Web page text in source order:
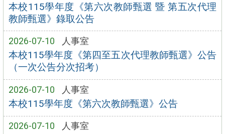
本校115學年度《第六次教師甄選 暨 第五次代理
教師甄選》錄取公告
2026-07-10 人事室
本校115學年度《第四至五次代理教師甄選》公告
（一次公告分次招考）
2026-07-10 人事室
本校115學年度《第六次教師甄選》公告
2026-07-10 人事室